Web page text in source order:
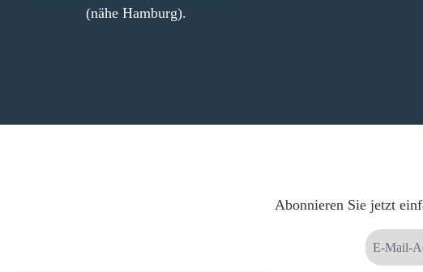
(nähe Hamburg).
Abonnieren Sie jetzt
E-
Mail-